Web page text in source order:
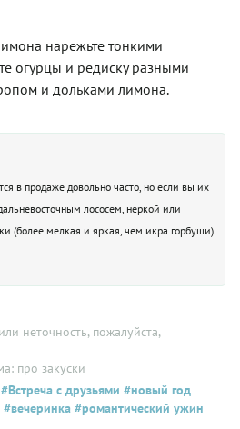
нарежьте тонкими
огурцы и редиску разными
и дольками лимона.
в продаже довольно часто, но если вы их
лососем, неркой или
(более мелкая и яркая, чем икра горбуши)
неточность, пожалуйста,
про закуски
#Встреча с друзьями #новый год
#вечеринка #романтический ужин